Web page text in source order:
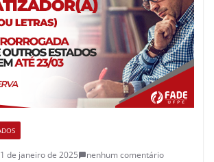
de janeiro de 2025
nenhum comentário